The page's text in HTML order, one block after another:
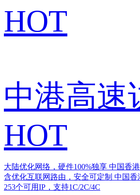
HOT
中港高速
HOT
大陆优化网络，硬件100%独享 中国香
含优化互联网路由，安全可定制 中国香
253个可用IP，支持1C/2C/4C